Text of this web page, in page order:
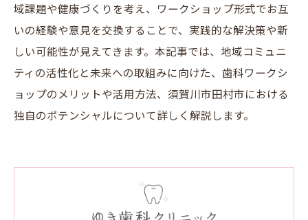
域課題や健康づくりを考え、ワークショップ形式でお互
いの経験や意見を交換することで、実践的な解決策や新
しい可能性が見えてきます。本記事では、地域コミュニ
ティの活性化と未来への取組みに向けた、歯科ワークシ
ョップのメリットや活用方法、須賀川市田村市における
独自のポテンシャルについて詳しく解説します。